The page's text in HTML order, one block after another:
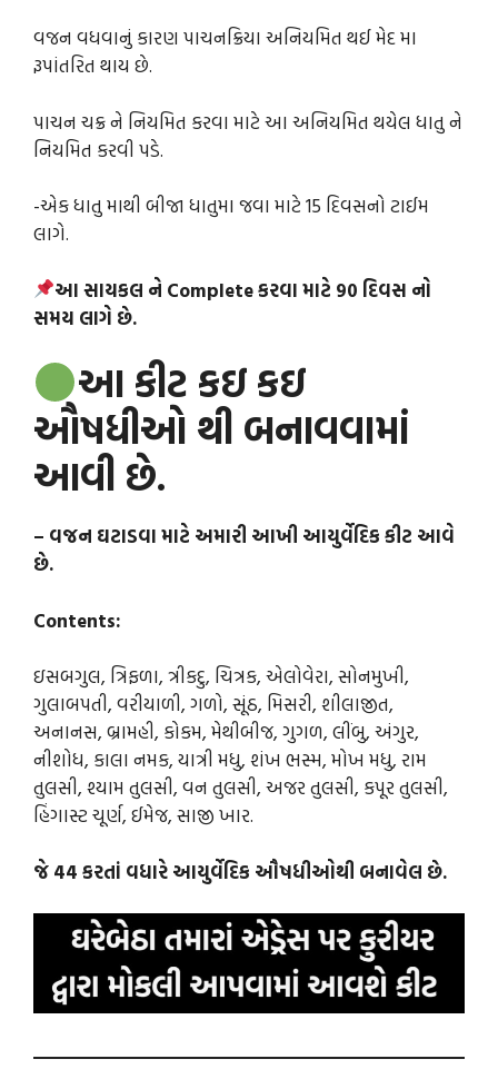
વજન વધવાનું કારણ પાચનક્રિયા અનિયમિત થઈ મેદ મા
રૂપાંતરિત થાય છે.
પાચન ચક્ર ને નિયમિત કરવા માટે આ અનિયમિત થયેલ ધાતુ ને
નિયમિત કરવી પડે.
-એક ધાતુ માથી બીજા ધાતુમા જવા માટે 15 દિવસનો ટાઈમ
લાગે.
આ સાયકલ ને Complete કરવા માટે 90 દિવસ નો
સમય લાગે છે.
આ કીટ કઇ કઇ
ઔષધીઓ થી બનાવવામાં
આવી છે.
– વજન ઘટાડવા માટે અમારી આખી આયુર્વેદિક કીટ આવે
છે.
Contents:
ઇસબગુલ, ત્રિફળા, ત્રીકદુ, ચિત્રક, એલોવેરા, સોનમુખી,
ગુલાબપતી, વરીયાળી, ગળો, સૂંઠ, મિસરી, શીલાજીત,
અનાનસ, બ્રામહી, કોકમ, મેથીબીજ, ગુગળ, લીંબુ, અંગુર,
નીશોધ, કાલા નમક, યાત્રી મધુ, શંખ ભસ્મ, મોખ મધુ, રામ
તુલસી, શ્યામ તુલસી, વન તુલસી, અજર તુલસી, કપૂર તુલસી,
હિંગાસ્ટ ચૂર્ણ, ઈમેજ, સાજી ખાર.
જે 44 કરતાં વધારે આયુર્વેદિક ઔષધીઓથી બનાવેલ છે.